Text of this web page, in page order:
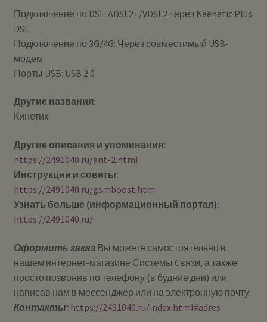
Подключение по DSL: ADSL2+/VDSL2 через Keenetic Plus
DSL
Подключение по 3G/4G: Через совместимый USB-
модем
Порты USB: USB 2.0
Другие названия:
Кинетик
Другие описания и упоминания:
https://2491040.ru/ant-2.html
Инструкции и советы:
https://2491040.ru/gsmboost.htm
Узнать больше (информационный портал):
https://2491040.ru/
Оформить заказВы можете самостоятельно в
нашем интернет-магазине Системы Cвязи, а также
просто позвонив по телефону (в будние дни) или
написав нам в мессенджер или на электронную почту.
Контакты: https://2491040.ru/index.html#adres